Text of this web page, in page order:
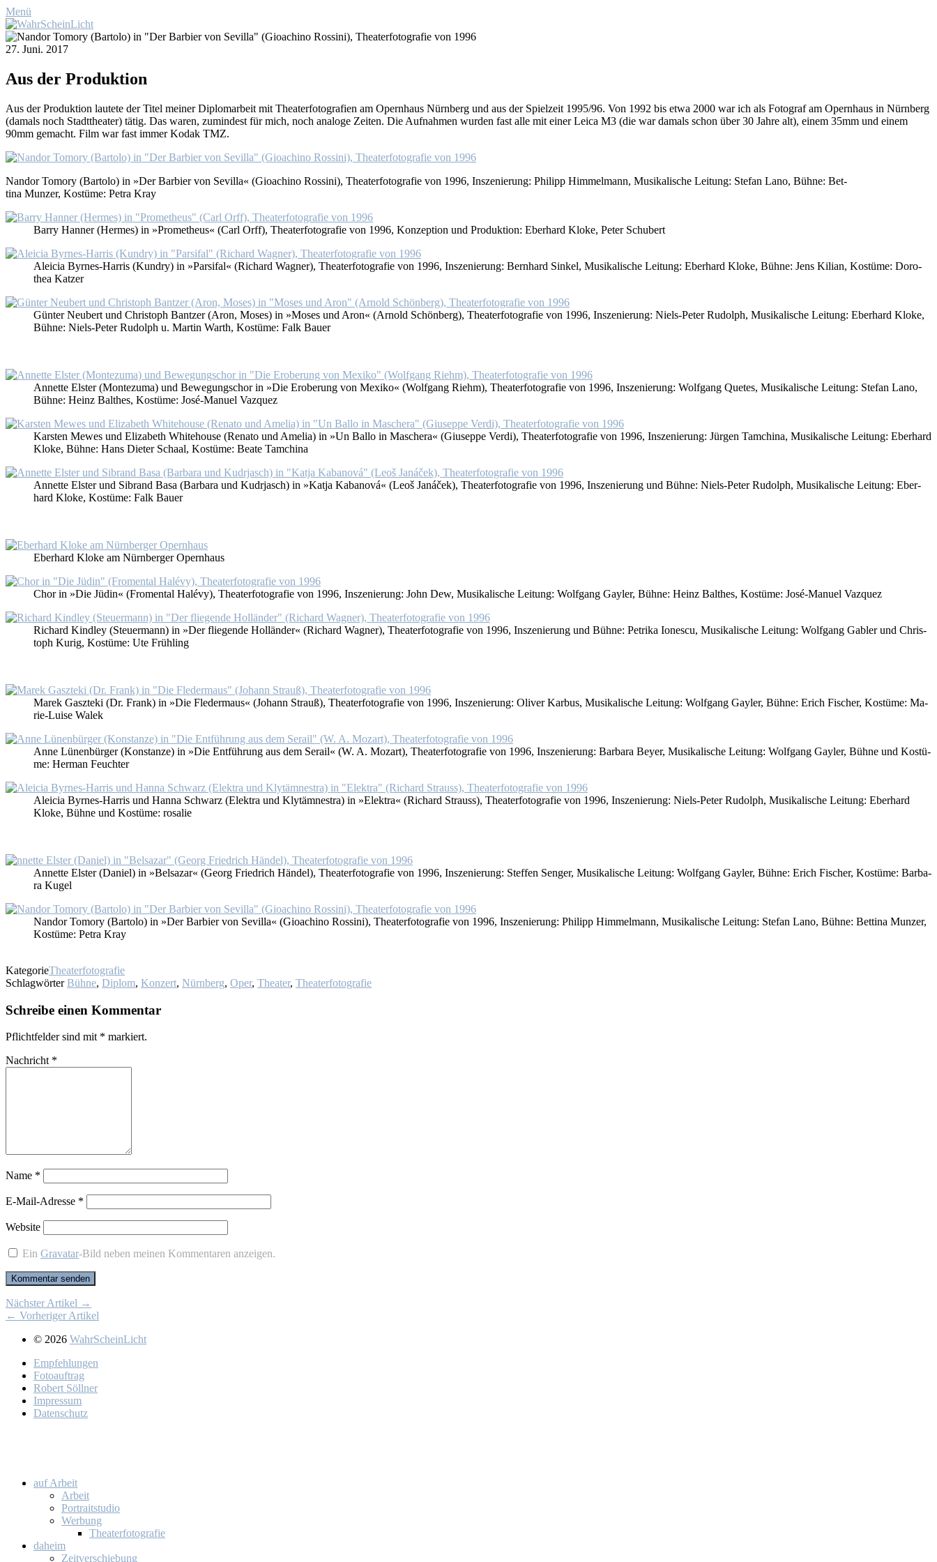
Menü
27. Juni. 2017
Aus der Pro­duk­ti­on
Aus der Pro­duk­ti­on lau­te­te der Ti­tel mei­ner Di­plom­ar­beit mit Thea­ter­fo­to­gra­fien am Opern­haus Nürn­berg und aus der Spiel­zeit 1995/96. Von 1992 bis et­wa 2000 war ich als Fo­to­graf am Opern­haus in Nürn­berg
(da­mals noch Stadt­thea­ter) tä­tig. Das wa­ren, zu­min­dest für mich, noch ana­lo­ge Zei­ten. Die Auf­nah­men wur­den fast al­le mit ei­ner Lei­ca M3 (die war da­mals schon über 30 Jah­re alt), ei­nem 35mm und ei­nem
90mm ge­macht. Film war fast im­mer Ko­d­ak TMZ.
Nan­dor To­mo­ry (Bar­to­lo) in »Der Bar­bier von Se­vil­la« (Gioa­chi­no Ros­si­ni), Thea­ter­fo­to­gra­fie von 1996, In­sze­nie­rung: Phil­ipp Him­mel­mann, Mu­si­ka­li­sche Lei­tung: Ste­fan La­no, Büh­ne: Bet­
ti­na Mun­zer, Kos­tü­me: Pe­tra Kray
Bar­ry Han­ner (Her­mes) in »Pro­me­theus« (Carl Orff), Thea­ter­fo­to­gra­fie von 1996, Kon­zep­ti­on und Pro­duk­ti­on: Eber­hard Klo­ke, Pe­ter Schu­bert
Alei­cia Byr­nes-Har­ris (Kundry) in »Par­si­fal« (Ri­chard Wag­ner), Thea­ter­fo­to­gra­fie von 1996, In­sze­nie­rung: Bern­hard Sin­kel, Mu­si­ka­li­sche Lei­tung: Eber­hard Klo­ke, Büh­ne: Jens Ki­li­an, Kos­tü­me: Do­ro­
thea Kat­zer
Gün­ter Neu­bert und Chris­toph Bant­zer (Aron, Mo­ses) in »Mo­ses und Aron« (Ar­nold Schön­berg), Thea­ter­fo­to­gra­fie von 1996, In­sze­nie­rung: Niels-Pe­ter Ru­dolph, Mu­si­ka­li­sche Lei­tung: Eber­hard Klo­ke,
Büh­ne: Niels-Pe­ter Ru­dolph u. Mar­tin Warth, Kos­tü­me: Falk Bau­er
An­net­te Els­ter (Mon­te­zu­ma) und Be­we­gungs­chor in »Die Er­obe­rung von Me­xi­ko« (Wolf­gang Riehm), Thea­ter­fo­to­gra­fie von 1996, In­sze­nie­rung: Wolf­gang Que­tes, Mu­si­ka­li­sche Lei­tung: Ste­fan La­no,
Büh­ne: Heinz Bal­thes, Kos­tü­me: Jo­sé-Ma­nu­el Vaz­quez
Kars­ten Me­wes und Eliza­beth Whi­te­house (Re­na­to und Ame­lia) in »Un Bal­lo in Ma­sche­ra« (Giu­sep­pe Ver­di), Thea­ter­fo­to­gra­fie von 1996, In­sze­nie­rung: Jür­gen Tam­chi­na, Mu­si­ka­li­sche Lei­tung: Eber­hard
Klo­ke, Büh­ne: Hans Die­ter Schaal, Kos­tü­me: Bea­te Tam­chi­na
An­net­te Els­ter und Si­brand Ba­sa (Bar­ba­ra und Ku­drjasch) in »Kat­ja Ka­ba­no­vá« (Leoš Janá­ček), Thea­ter­fo­to­gra­fie von 1996, In­sze­nie­rung und Büh­ne: Niels-Pe­ter Ru­dolph, Mu­si­ka­li­sche Lei­tung: Eber­
hard Klo­ke, Kos­tü­me: Falk Bau­er
Eber­hard Klo­ke am Nürn­ber­ger Opern­haus
Chor in »Die Jü­din« (Fro­m­en­tal Ha­lé­vy), Thea­ter­fo­to­gra­fie von 1996, In­sze­nie­rung: John Dew, Mu­si­ka­li­sche Lei­tung: Wolf­gang Gay­ler, Büh­ne: Heinz Bal­thes, Kos­tü­me: Jo­sé-Ma­nu­el Vaz­quez
Ri­chard Kind­ley (Steu­er­mann) in »Der flie­gen­de Hol­län­der« (Ri­chard Wag­ner), Thea­ter­fo­to­gra­fie von 1996, In­sze­nie­rung und Büh­ne: Pe­tri­ka Io­nes­cu, Mu­si­ka­li­sche Lei­tung: Wolf­gang Gab­ler und Chris­
toph Ku­rig, Kos­tü­me: Ute Früh­ling
Ma­rek Gasz­te­ki (Dr. Frank) in »Die Fle­der­maus« (Jo­hann Strauß), Thea­ter­fo­to­gra­fie von 1996, In­sze­nie­rung: Oli­ver Kar­bus, Mu­si­ka­li­sche Lei­tung: Wolf­gang Gay­ler, Büh­ne: Erich Fi­scher, Kos­tü­me: Ma­
rie-Lui­se Wa­lek
An­ne Lü­nen­bür­ger (Kon­stan­ze) in »Die Ent­füh­rung aus dem Se­rail« (W. A. Mo­zart), Thea­ter­fo­to­gra­fie von 1996, In­sze­nie­rung: Bar­ba­ra Bey­er, Mu­si­ka­li­sche Lei­tung: Wolf­gang Gay­ler, Büh­ne und Kos­tü­
me: Her­man Feuch­ter
Alei­cia Byr­nes-Har­ris und Han­na Schwarz (Elek­tra und Klytäm­nes­tra) in »Elek­tra« (Ri­chard Strauss), Thea­ter­fo­to­gra­fie von 1996, In­sze­nie­rung: Niels-Pe­ter Ru­dolph, Mu­si­ka­li­sche Lei­tung: Eber­hard
Klo­ke, Büh­ne und Kos­tü­me: ro­sa­lie
An­net­te Els­ter (Da­ni­el) in »Bel­sa­zar« (Ge­org Fried­rich Hän­del), Thea­ter­fo­to­gra­fie von 1996, In­sze­nie­rung: Stef­fen Sen­ger, Mu­si­ka­li­sche Lei­tung: Wolf­gang Gay­ler, Büh­ne: Erich Fi­scher, Kos­tü­me: Bar­ba­
ra Ku­gel
Nan­dor To­mo­ry (Bar­to­lo) in »Der Bar­bier von Se­vil­la« (Gioa­chi­no Ros­si­ni), Thea­ter­fo­to­gra­fie von 1996, In­sze­nie­rung: Phil­ipp Him­mel­mann, Mu­si­ka­li­sche Lei­tung: Ste­fan La­no, Büh­ne: Bet­ti­na Mun­zer,
Kos­tü­me: Pe­tra Kray
KategorieTheaterfotografie
Schlagwörter Bühne, Diplom, Konzert, Nürnberg, Oper, Theater, Theaterfotografie
Schreibe einen Kommentar
Pflichtfelder sind mit * markiert.
Nachricht *
Name *
E-Mail-Adresse *
Website
EinGravatar-Bild neben meinen Kommentaren anzeigen.
Nächster Artikel →
← Vorheriger Artikel
© 2026 WahrScheinLicht
Emp­feh­lun­gen
Fo­to­auf­trag
Ro­bert Söll­ner
Im­pres­sum
Da­ten­schutz
auf Ar­beit
Ar­beit
Por­trait­stu­dio
Wer­bung
Thea­ter­fo­to­gra­fie
da­heim
Zeit­ver­schie­bung